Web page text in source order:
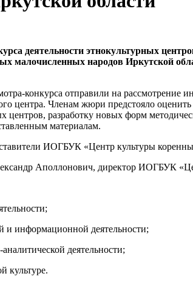
деятельности этнокультурных
малочисленных народов Иркутской
конкурса отправили на
центра. Членам жюри предстояло
центров, разработку новых форм
материалам.
ИОГБУК «Центр культуры
Аполлонович, директор ИОГБУК
информационной деятельности;
деятельности;
культуре.